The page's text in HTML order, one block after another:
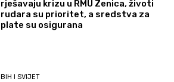
rješavaju krizu u RMU Zenica, životi
rudara su prioritet, a sredstva za
plate su osigurana
BIH I SVIJET